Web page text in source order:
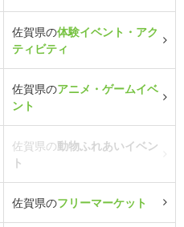
佐賀県の体験イベント・アク
ティビティ
佐賀県のアニメ・ゲームイベ
ント
佐賀県の動物ふれあいイベン
ト
佐賀県のフリーマーケット